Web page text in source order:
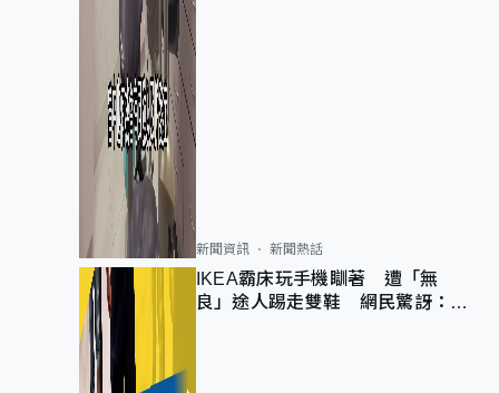
新聞資訊 新聞熱話
IKEA霸床玩手機瞓著 遭「無
良」途人踢走雙鞋 網民驚訝：冇